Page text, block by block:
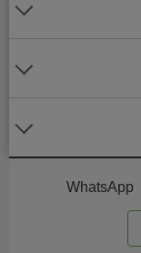
WhatsApp